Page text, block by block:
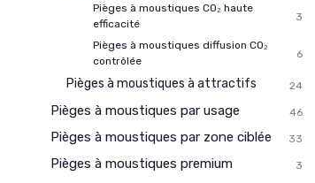
Pièges à moustiques CO₂ haute
efficacité
3
Pièges à moustiques diffusion CO₂
contrôlée
6
Pièges à moustiques à attractifs 24
Pièges à moustiques par usage 46
Pièges à moustiques par zone ciblée 33
Pièges à moustiques premium 3